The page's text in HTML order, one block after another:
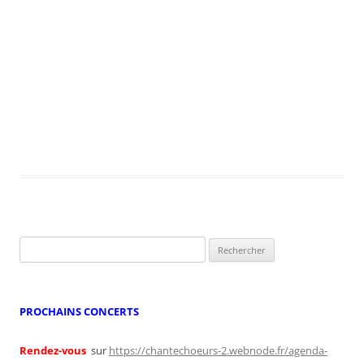
PROCHAINS CONCERTS
Rendez-vous sur https://chantechoeurs-2.webnode.fr/agenda-